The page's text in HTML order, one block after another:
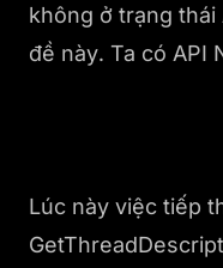
không ở trạng
đề này. Ta có API
Lúc này việc tiếp